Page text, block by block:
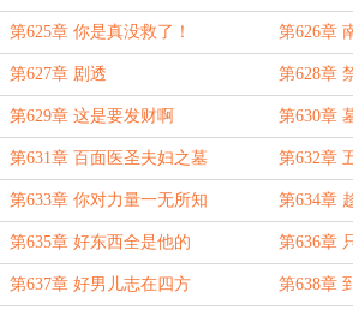
第625章 你是真没救了！ 第626章
第627章 剧透 第628章
第629章 这是要发财啊 第630章
第631章 百面医圣夫妇之墓 第632章
第633章 你对力量一无所知 第634章
第635章 好东西全是他的 第636章
第637章 好男儿志在四方 第638章